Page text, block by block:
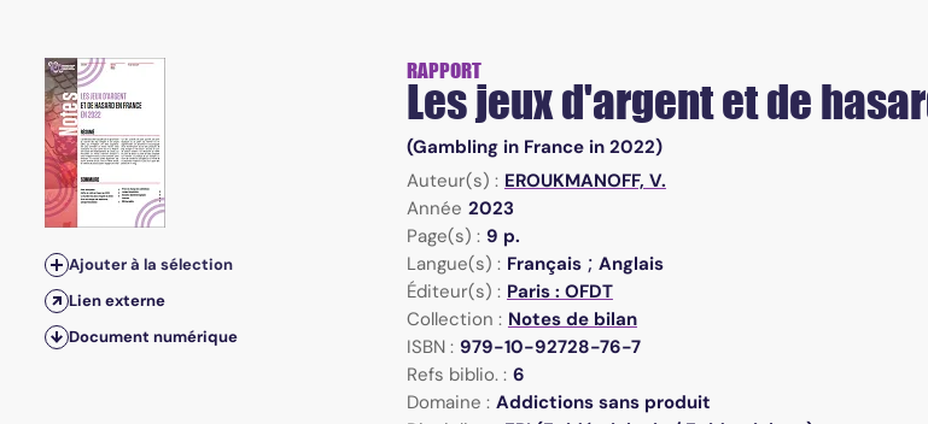
Ajouter à la sélection
Lien externe
Document numérique
RAPPORT
Les jeux d'argent et de
(Gambling in France in 2022)
Auteur(s) : EROUKMANOFF, V.
Année 2023
Page(s) : 9 p.
Langue(s) : Français; Anglais
Éditeur(s) : Paris : OFDT
Collection : Notes de bilan
ISBN : 979-10-92728-76-7
Refs biblio. : 6
Domaine : Addictions sans produit